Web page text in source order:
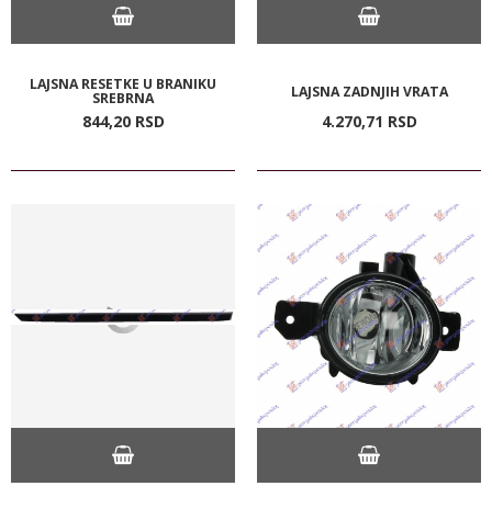
LAJSNA RESETKE U BRANIKU
SREBRNA
844,20 RSD
LAJSNA ZADNJIH VRATA
4.270,71 RSD